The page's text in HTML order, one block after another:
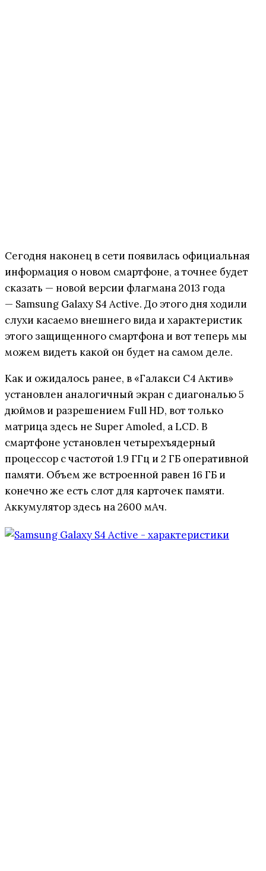
Сегодня наконец в сети появилась официальная
информация о новом смартфоне, а точнее будет
сказать — новой версии флагмана 2013 года
— Samsung Galaxy S4 Active. До этого дня ходили
слухи касаемо внешнего вида и характеристик
этого защищенного смартфона и вот теперь мы
можем видеть какой он будет на самом деле.
Как и ожидалось ранее, в «Галакси С4 Актив»
установлен аналогичный экран с диагональю 5
дюймов и разрешением Full HD, вот только
матрица здесь не Super Amoled, а LCD. В
смартфоне установлен четырехъядерный
процессор с частотой 1.9 ГГц и 2 ГБ оперативной
памяти. Объем же встроенной равен 16 ГБ и
конечно же есть слот для карточек памяти.
Аккумулятор здесь на 2600 мАч.